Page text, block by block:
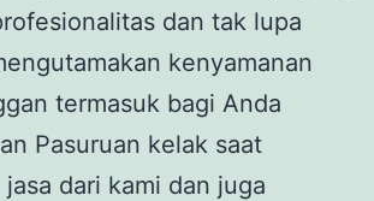
dan tak lupa
kenyamanan
termasuk bagi Anda
Pasuruan kelak saat
dari kami dan juga